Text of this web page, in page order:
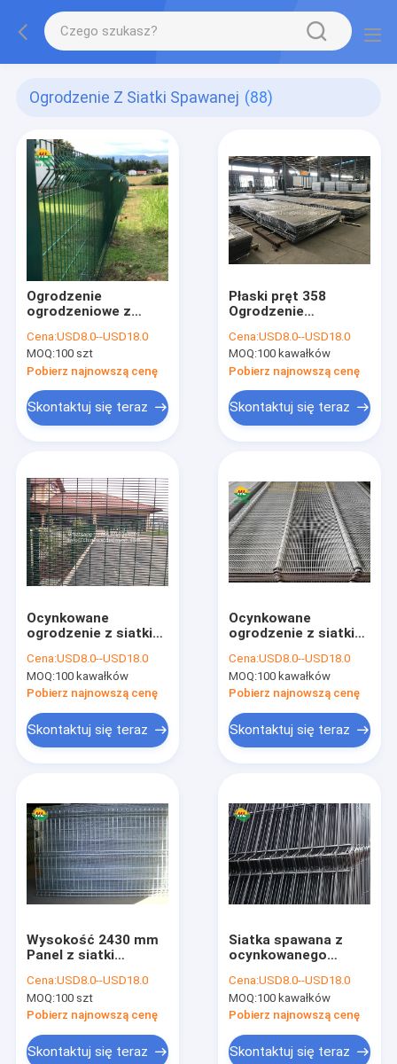
Ogrodzenie Z Siatki Spawanej (88)
Ogrodzenie
ogrodzeniowe z
pokrytej zielonym
PCV
Cena:USD8.0--USD18.0
MOQ:100 szt
Pobierz najnowszą cenę
Skontaktuj się teraz
Płaski pręt 358
Ogrodzenie
Cena:USD8.0--USD18.0
MOQ:100 kawałków
Pobierz najnowszą cenę
Skontaktuj się teraz
Ocynkowane
ogrodzenie z siatki
Cena:USD8.0--USD18.0
MOQ:100 kawałków
Pobierz najnowszą cenę
Skontaktuj się teraz
Ocynkowane
ogrodzenie z siatki
z siatki
antypoślizgowej
Cena:USD8.0--USD18.0
MOQ:100 kawałków
Pobierz najnowszą cenę
Skontaktuj się teraz
Wysokość 2430 mm
Panel z siatki
2,75 m V Ogrodzenie
ochronne z siatki
Cena:USD8.0--USD18.0
MOQ:100 szt
Pobierz najnowszą cenę
Skontaktuj się teraz
Siatka spawana z
ocynkowanego
3m do budowy
Cena:USD8.0--USD18.0
MOQ:100 kawałków
Pobierz najnowszą cenę
Skontaktuj się teraz